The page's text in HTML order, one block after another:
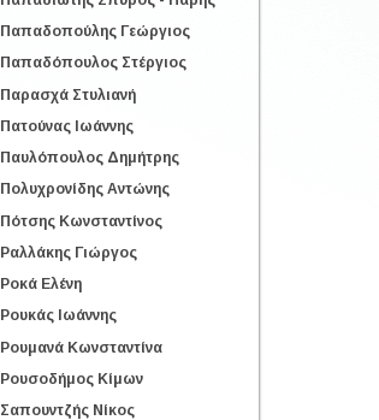
Παπαδοπούλης Γεώργιος
Παπαδόπουλος Στέργιος
Παρασχά Στυλιανή
Πατούνας Ιωάννης
Παυλόπουλος Δημήτρης
Πολυχρονίδης Αντώνης
Πότσης Κωνσταντίνος
Ραλλάκης Γιώργος
Ροκά Ελένη
Ρουκάς Ιωάννης
Ρουμανά Κωνσταντίνα
Ρουσοδήμος Κίμων
Σαπουντζής Νίκος